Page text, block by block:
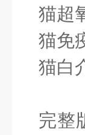
猫超
猫免
猫白
完整